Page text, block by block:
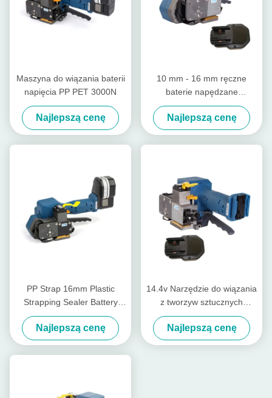
Maszyna do wiązania baterii
napięcia PP PET 3000N
Najlepszą cenę
10 mm - 16 mm ręczne
baterie napędzane
plastikowe narzędzie do
wiązania bezzłączne
bezprzewodowe ręczne
wiązanie palety
Najlepszą cenę
PP Strap 16mm Plastic
Strapping Sealer Battery
Tensioner Rechargeable Pp
Strap Packing Machine
Najlepszą cenę
14.4v Narzędzie do wiązania
z tworzyw sztucznych
napędzane baterią,
napędzane walcem,
narzędzie do wiązania
Najlepszą cenę